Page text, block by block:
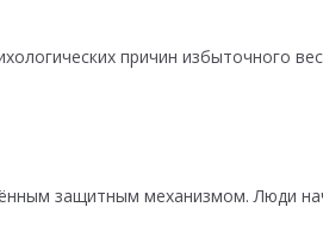
причин избыточного
защитным механизмом. Люди